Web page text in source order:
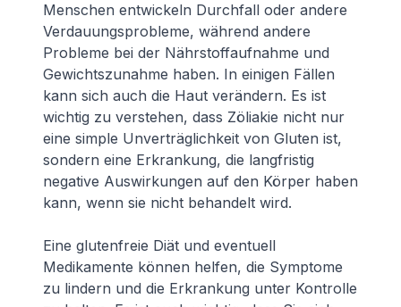
Menschen entwickeln Durchfall oder andere
Verdauungsprobleme, während andere
Probleme bei der Nährstoffaufnahme und
Gewichtszunahme haben. In einigen Fällen
kann sich auch die Haut verändern. Es ist
wichtig zu verstehen, dass Zöliakie nicht nur
eine simple Unverträglichkeit von Gluten ist,
sondern eine Erkrankung, die langfristig
negative Auswirkungen auf den Körper haben
kann, wenn sie nicht behandelt wird.
Eine glutenfreie Diät und eventuell
Medikamente können helfen, die Symptome
zu lindern und die Erkrankung unter Kontrolle